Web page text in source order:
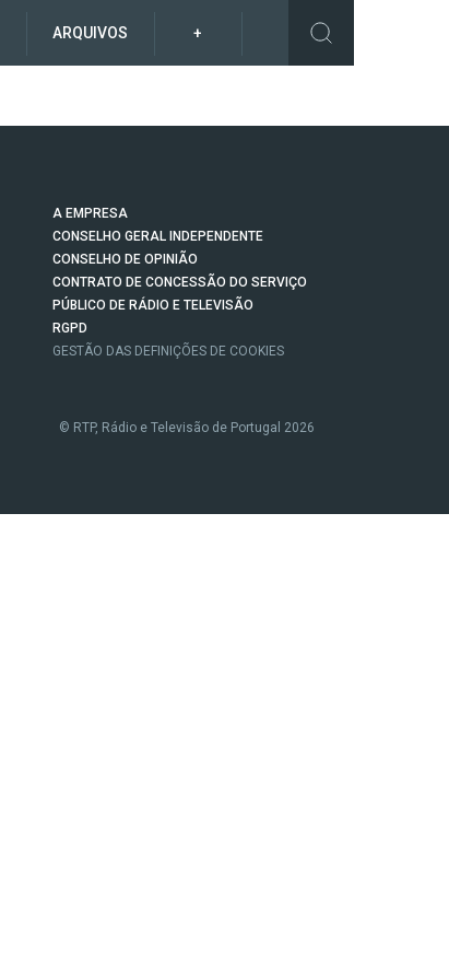
ARQUIVOS +
A EMPRESA
CONSELHO GERAL INDEPENDENTE
CONSELHO DE OPINIÃO
CONTRATO DE CONCESSÃO DO SERVIÇO
PÚBLICO DE RÁDIO E TELEVISÃO
RGPD
GESTÃO DAS DEFINIÇÕES DE COOKIES
© RTP, Rádio e Televisão de Portugal 2026